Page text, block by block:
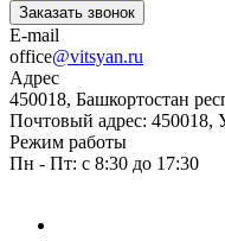
Заказать звонок
E-mail
office@vitsyan.ru
Адрес
450018, Башкортостан
Почтовый адрес: 450018,
Режим работы
Пн - Пт: с 8:30 до 17:30